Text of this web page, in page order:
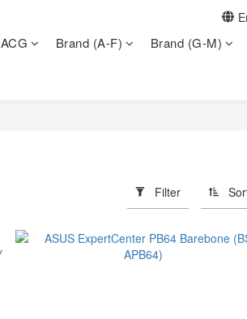
ACG Brand (A-F) Brand (G-M)
Filter